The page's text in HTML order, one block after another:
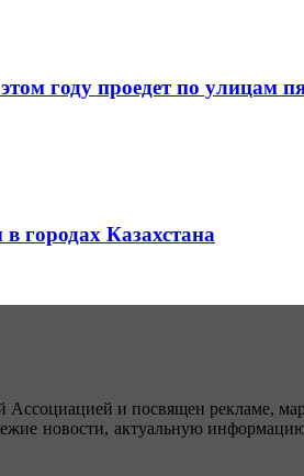
году проедет по улицам
городах Казахстана
и посвящен рекламе,
новости, актуальную